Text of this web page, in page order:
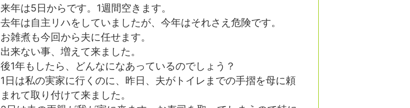
来年は5日からです。1週間空きます。
去年は自主リハをしていましたが、今年はそれさえ危険です。
お雑煮も今回から夫に任せます。
出来ない事、増えて来ました。
後1年もしたら、どんなになあっているのでしょう？
1日は私の実家に行くのに、昨日、夫がトイレまでの手摺を母に頼
まれて取り付けて来ました。